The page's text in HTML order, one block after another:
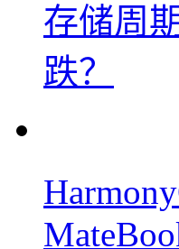
存储周
跌？